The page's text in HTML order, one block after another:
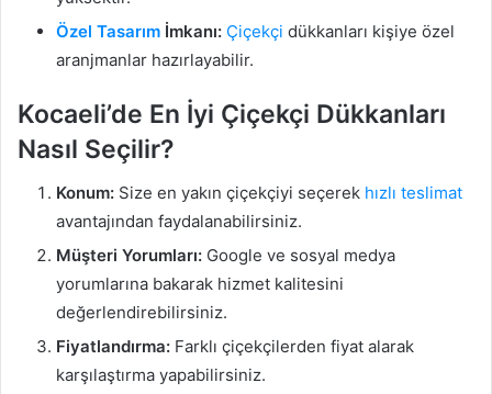
Özel Tasarım İmkanı: Çiçekçi dükkanları kişiye özel
aranjmanlar hazırlayabilir.
Kocaeli’de En İyi Çiçekçi Dükkanları
Nasıl Seçilir?
Konum: Size en yakın çiçekçiyi seçerek hızlı teslimat
avantajından faydalanabilirsiniz.
Müşteri Yorumları: Google ve sosyal medya
yorumlarına bakarak hizmet kalitesini
değerlendirebilirsiniz.
Fiyatlandırma: Farklı çiçekçilerden fiyat alarak
karşılaştırma yapabilirsiniz.